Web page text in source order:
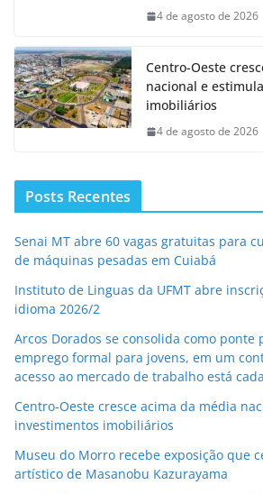
4 de agosto de 2026
Centro-Oeste
nacional e
imobiliários
4 de agosto de 2026
Posts Recentes
Senai MT abre 60 vagas gratuitas para
de máquinas pesadas em Cuiabá
Instituto de Linguas da UFMT abre
idioma 2026/2
Arcos Dorados se consolida como ponte
emprego formal para jovens, em um
acesso ao mercado de trabalho está
Centro-Oeste cresce acima da média
investimentos imobiliários
Museu do Morro recebe exposição que
artístico de Masanobu Kazurayama